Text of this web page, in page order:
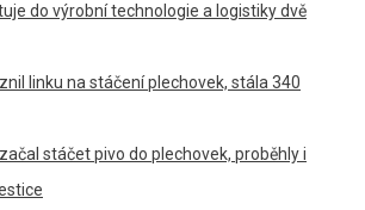
do výrobní technologie a logistiky dvě
linku na stáčení plechovek, stála 340
stáčet pivo do plechovek, proběhly i